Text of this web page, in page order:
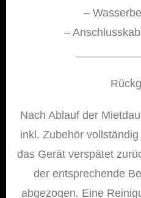
–
–
Nach Ablauf der
inkl. Zubehör
das Gerät verspätet
der entsprechende
abgezogen. Eine